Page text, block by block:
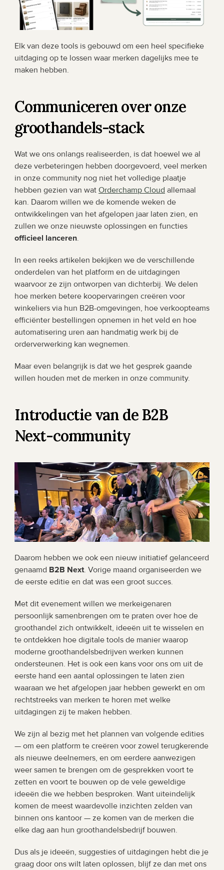
Elk van deze tools is gebouwd om een heel specifieke
uitdaging op te lossen waar merken dagelijks mee te
maken hebben.
Communiceren over onze
groothandels-stack
Wat we ons onlangs realiseerden, is dat hoewel we al
deze verbeteringen hebben doorgevoerd, veel merken
in onze community nog niet het volledige plaatje
hebben gezien van wat Orderchamp Cloud allemaal
kan. Daarom willen we de komende weken de
ontwikkelingen van het afgelopen jaar laten zien, en
officieel lanceren.
In een reeks artikelen bekijken we de verschillende
onderdelen van het platform en de uitdagingen
waarvoor ze zijn ontworpen van dichterbij. We delen
hoe merken betere koopervaringen creëren voor
winkeliers via hun B2B-omgevingen, hoe verkoopteams
efficiënter bestellingen opnemen in het veld en hoe
automatisering uren aan handmatig werk bij de
orderverwerking kan wegnemen.
Maar even belangrijk is dat we het gesprek gaande
willen houden met de merken in onze community.
Introductie van de B2B
Next-community
Daarom hebben we ook een nieuw initiatief gelanceerd
genaamd B2B Next. Vorige maand organiseerden we
de eerste editie en dat was een groot succes.
Met dit evenement willen we merkeigenaren
persoonlijk samenbrengen om te praten over hoe de
groothandel zich ontwikkelt, ideeën uit te wisselen en
te ontdekken hoe digitale tools de manier waarop
moderne groothandelsbedrijven werken kunnen
ondersteunen. Het is ook een kans voor ons om uit de
eerste hand een aantal oplossingen te laten zien
waaraan we het afgelopen jaar hebben gewerkt en om
rechtstreeks van merken te horen met welke
uitdagingen zij te maken hebben.
We zijn al bezig met het plannen van volgende edities
— om een platform te creëren voor zowel terugkerende
als nieuwe deelnemers, en om eerdere aanwezigen
weer samen te brengen om de gesprekken voort te
zetten en voort te bouwen op de vele geweldige
ideeën die we hebben besproken. Want uiteindelijk
komen de meest waardevolle inzichten zelden van
binnen ons kantoor — ze komen van de merken die
elke dag aan hun groothandelsbedrijf bouwen.
Dus als je ideeën, suggesties of uitdagingen hebt die je
graag door ons wilt laten oplossen, blijf ze dan met ons